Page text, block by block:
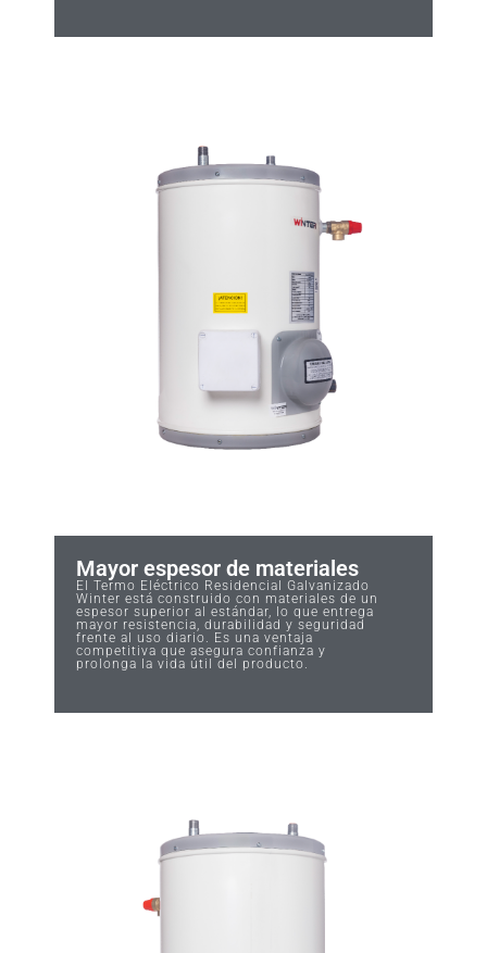
Mayor espesor de materiales
El Termo Eléctrico Residencial Galvanizado
Winter está construido con materiales de un
espesor superior al estándar, lo que entrega
mayor resistencia, durabilidad y seguridad
frente al uso diario. Es una ventaja
competitiva que asegura confianza y
prolonga la vida útil del producto.